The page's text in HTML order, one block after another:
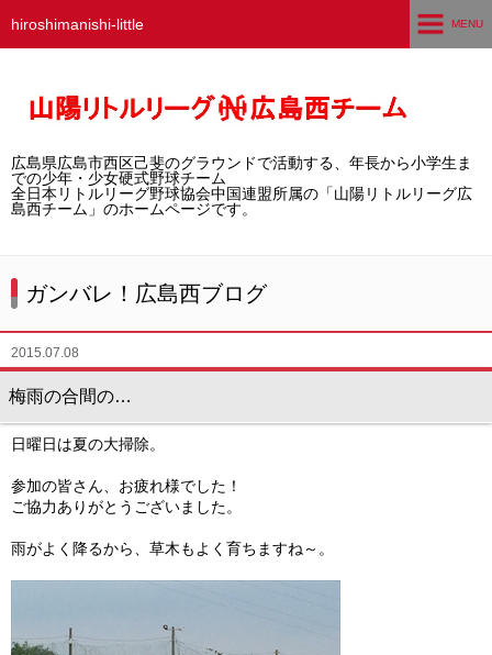
hiroshimanishi-little
広島県広島市西区己斐のグラウンドで活動する、年長から小学生ま
での少年・少女硬式野球チーム
全日本リトルリーグ野球協会中国連盟所属の「山陽リトルリーグ広
島西チーム」のホームページです。
MENU
広島西チームとは
選手募集／体験・見学
試合結果
想い出アルバム
卒団生の声
「体験」「見学」お申し込み／その他お問合わせ
寄付のお願い
ガンバレ！広島西ブログ
2015.07.08
梅雨の合間の…
日曜日は夏の大掃除。
参加の皆さん、お疲れ様でした！
ご協力ありがとうございました。
雨がよく降るから、草木もよく育ちますね～。